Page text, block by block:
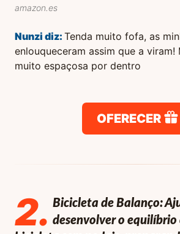
amazon.es
Nunzi diz: Tenda muito fofa, as
enlouqueceram assim que a viram!
muito espaçosa por dentro
OFERECER
2. Bicicleta de Balanço:
desenvolver o equilíbrio